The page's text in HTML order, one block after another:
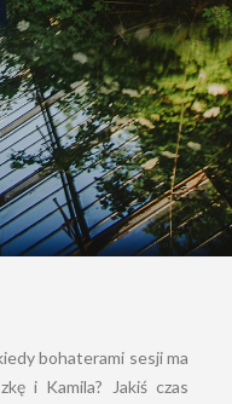
bohaterami sesji ma
i Kamila? Jakiś czas